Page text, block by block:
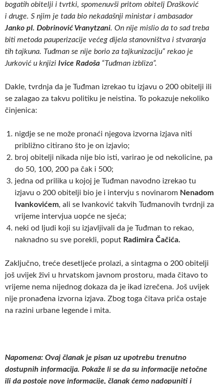
bogatih obitelji i tvrtki, spomenuvši pritom obitelj Drašković
i druge. S njim je tada bio nekadašnji ministar i ambasador
Janko pl. Dobrinović Vranytzani. On nije mislio da to sadtreba
biti metoda pauperizacije većeg dijela stanovništva i stvaranja
tih tajkuna. Tuđman se nije borio za tajkunizaciju“ rekao je
Jurković u knjizi Ivice Radoša “Tuđman izbliza”.
Dakle, tvrdnja da je Tuđman izrekao tu izjavu o 200 obitelji ili
se zalagao za takvu politiku je neistina. To pokazuje nekoliko
činjenica:
nigdje se ne može pronaći njegova izvorna izjava niti
približno citirano što je on izjavio;
broj obitelji nikada nije bio isti, varirao je od nekolicine, pa
do 50, 100, 200 pa čak i 500;
jedna od prilika u kojoj je Tuđman navodno izrekao tu
izjavu o 200 obitelji bio je i intervju s novinarom Nenadom
Ivankovićem, ali se Ivanković takvih Tuđmanovih tvrdnji za
vrijeme intervjua uopće ne sjeća;
neki od ljudi koji su izjavljivali da je Tuđman to rekao,
naknadno su sve porekli, poput Radimira Čačića.
Zaključno, treće desetljeće prolazi, a sintagma o 200 obitelji
još uvijek živi u hrvatskom javnom prostoru, mada čitavo to
vrijeme nema nijednog dokaza da je ikad izrečena. Još uvijek
nije pronađena izvorna izjava. Zbog toga čitava priča ostaje
na razini urbane legende i mita.
Napomena: Ovaj članak je pisan uz upotrebu trenutno
dostupnih informacija. Pokaže li se da su informacije netočne
ili da postoje nove informacije, članak ćemo nadopuniti i